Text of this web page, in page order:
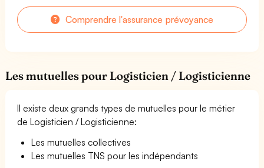
Comprendre l'assurance prévoyance
Les mutuelles pour Logisticien / Logisticienne
Il existe deux grands types de mutuelles pour le métier
de Logisticien / Logisticienne:
Les mutuelles collectives
Les mutuelles TNS pour les indépendants